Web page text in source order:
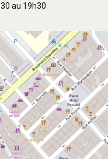
au 19h30